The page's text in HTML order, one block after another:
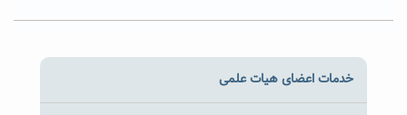
خدمات اعضای هیات علمی